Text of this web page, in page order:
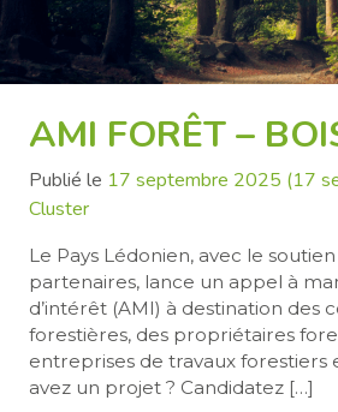
AMI FORÊT –
Publié le 17 septembre 2025 (17
Cluster
Le Pays Lédonien, avec le
partenaires, lance un appel à
d’intérêt (AMI) à destination des
forestières, des propriétaires
entreprises de travaux forestiers
avez un projet ? Candidatez […]